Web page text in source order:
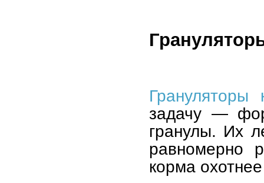
Грануляторы
задачу —
гранулы. Их
равномерно
корма